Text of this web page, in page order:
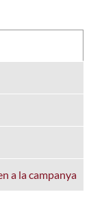
a la campanya